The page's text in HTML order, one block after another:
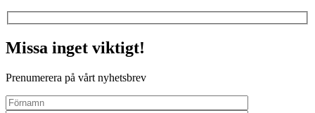
Missa inget viktigt!
Prenumerera på vårt nyhetsbrev